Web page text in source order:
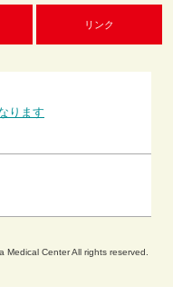
採用）
て
リンク
ります
Center All rights reserved.